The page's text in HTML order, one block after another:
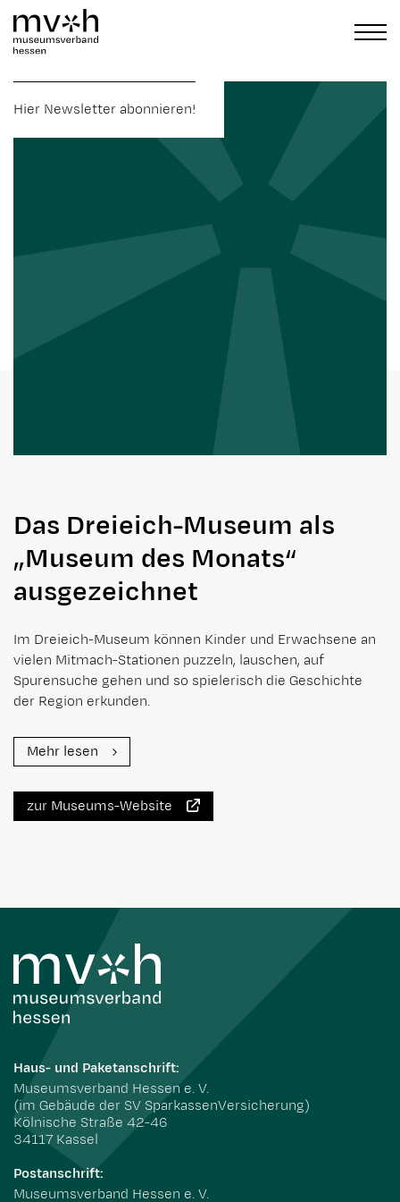
Hier Newsletter abonnieren!
Das Dreieich-Museum als
„Museum des Monats“
ausgezeichnet
Im Dreieich-Museum können Kinder und Erwachsene an
vielen Mitmach-Stationen puzzeln, lauschen, auf
Spurensuche gehen und so spielerisch die Geschichte
der Region erkunden.
Mehr lesen
zur Museums-Website
Haus- und Paketanschrift:
Museumsverband Hessen e. V.
(im Gebäude der SV SparkassenVersicherung)
Kölnische Straße 42-46
34117 Kassel
Postanschrift:
Museumsverband Hessen e. V.